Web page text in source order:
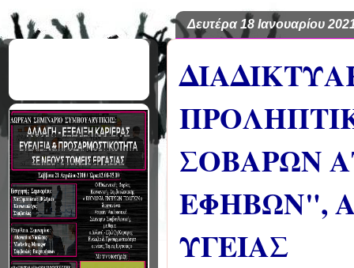
Δευτέρα 18 Ιανουαρίου
ΣΟΒΑΡΩΝ
ΕΦΗΒΩΝ",
ΥΓΕΙΑΣ